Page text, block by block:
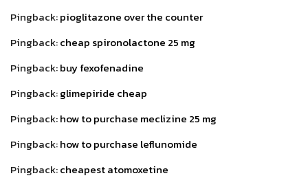
Pingback:pioglitazone over the counter
Pingback:cheap spironolactone 25 mg
Pingback:buy fexofenadine
Pingback:glimepiride cheap
Pingback:how to purchase meclizine 25 mg
Pingback:how to purchase leflunomide
Pingback:cheapest atomoxetine